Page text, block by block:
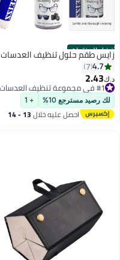
أفضل المنتجات
زايس طقم حلول تنظيف العدسات
4.7
7
د.ك‏2.43
#1 في مجموعة تنظيف العدسات
تم بيع +140 مؤخرًا
#1 في مجموعة تنظيف العدسات
لك رصيد مسترجع 10% + 1
احصل عليه خلال 13 - 14